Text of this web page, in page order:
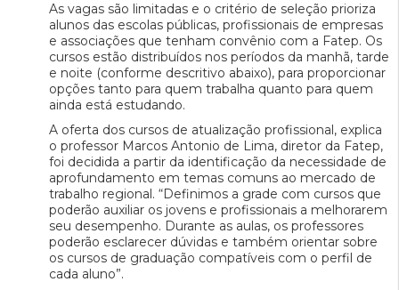
As vagas são limitadas e o critério de seleção prioriza
alunos das escolas públicas, profissionais de empresas
e associações que tenham convênio com a Fatep. Os
cursos estão distribuídos nos períodos da manhã, tarde
e noite (conforme descritivo abaixo), para proporcionar
opções tanto para quem trabalha quanto para quem
ainda está estudando.
A oferta dos cursos de atualização profissional, explica
o professor Marcos Antonio de Lima, diretor da Fatep,
foi decidida a partir da identificação da necessidade de
aprofundamento em temas comuns ao mercado de
trabalho regional. “Definimos a grade com cursos que
poderão auxiliar os jovens e profissionais a melhorarem
seu desempenho. Durante as aulas, os professores
poderão esclarecer dúvidas e também orientar sobre
os cursos de graduação compatíveis com o perfil de
cada aluno”.